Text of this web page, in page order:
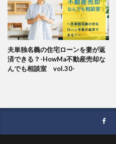
夫単独名義の住宅ローンを妻が返
済できる？-HowMa不動産売却な
んでも相談室 vol.30-